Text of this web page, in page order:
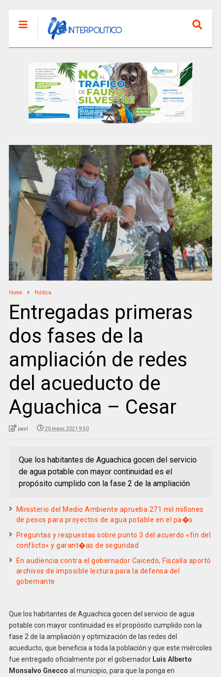
Home Politica
Entregadas primeras
dos fases de la
ampliación de redes
del acueducto de
Aguachica – Cesar
paul 20 mayo, 2021 9:50
Que los habitantes de Aguachica gocen del servicio
de agua potable con mayor continuidad es el
propósito cumplido con la fase 2 de la ampliación
Ministerio del Medio Ambiente aprueba 271 mil millones
de pesos para proyectos de agua potable en el pa�s
Preguntas y respuestas sobre punto 3 del acuerdo «fin del
conflicto» y garant�as de seguridad
En audiencia contra el gobernador Caicedo, Fiscalía aportó
archivos de imposible lectura para la defensa del
gobernante
Que los habitantes de Aguachica gocen del servicio de agua
potable con mayor continuidad es el propósito cumplido con la
fase 2 de la ampliación y optimización de las redes del
acueducto, que beneficia a toda la población y que este miércoles
fue entregado oficialmente por el gobernador Luis Alberto
Monsalvo Gnecco al municipio, para que la ponga en